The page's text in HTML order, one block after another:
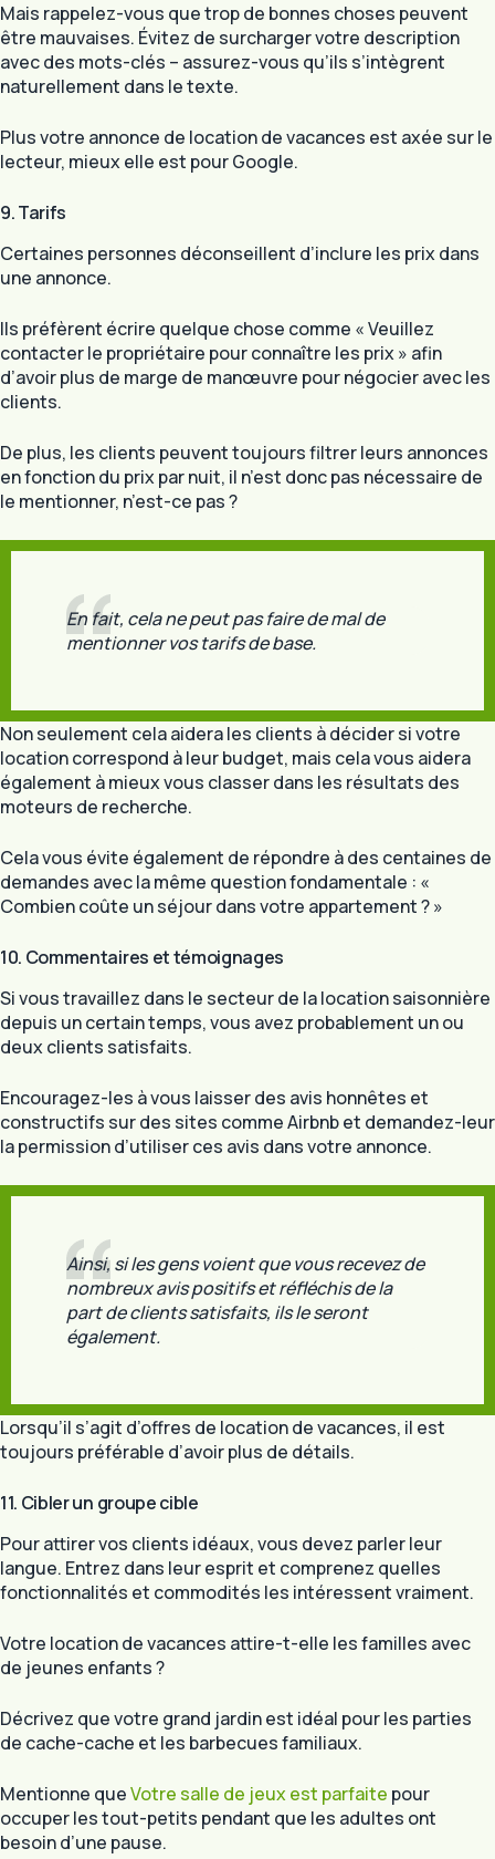
Mais rappelez-vous que trop de bonnes choses peuvent
être mauvaises. Évitez de surcharger votre description
avec des mots-clés – assurez-vous qu’ils s’intègrent
naturellement dans le texte.
Plus votre annonce de location de vacances est axée sur le
lecteur, mieux elle est pour Google.
9. Tarifs
Certaines personnes déconseillent d’inclure les prix dans
une annonce.
Ils préfèrent écrire quelque chose comme « Veuillez
contacter le propriétaire pour connaître les prix » afin
d’avoir plus de marge de manœuvre pour négocier avec les
clients.
De plus, les clients peuvent toujours filtrer leurs annonces
en fonction du prix par nuit, il n’est donc pas nécessaire de
le mentionner, n’est-ce pas ?
En fait, cela ne peut pas faire de mal de
mentionner vos tarifs de base.
Non seulement cela aidera les clients à décider si votre
location correspond à leur budget, mais cela vous aidera
également à mieux vous classer dans les résultats des
moteurs de recherche.
Cela vous évite également de répondre à des centaines de
demandes avec la même question fondamentale : «
Combien coûte un séjour dans votre appartement ? »
10. Commentaires et témoignages
Si vous travaillez dans le secteur de la location saisonnière
depuis un certain temps, vous avez probablement un ou
deux clients satisfaits.
Encouragez-les à vous laisser des avis honnêtes et
constructifs sur des sites comme Airbnb et demandez-leur
la permission d’utiliser ces avis dans votre annonce.
Ainsi, si les gens voient que vous recevez de
nombreux avis positifs et réfléchis de la
part de clients satisfaits, ils le seront
également.
Lorsqu’il s’agit d’offres de location de vacances, il est
toujours préférable d’avoir plus de détails.
11. Cibler un groupe cible
Pour attirer vos clients idéaux, vous devez parler leur
langue. Entrez dans leur esprit et comprenez quelles
fonctionnalités et commodités les intéressent vraiment.
Votre location de vacances attire-t-elle les familles avec
de jeunes enfants ?
Décrivez que votre grand jardin est idéal pour les parties
de cache-cache et les barbecues familiaux.
Mentionne queVotre salle de jeux est parfaite pour
occuper les tout-petits pendant que les adultes ont
besoin d’une pause.